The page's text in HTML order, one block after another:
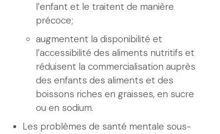
l’enfant et le traitent de manière
précoce;
augmentent la disponibilité et
l’accessibilité des aliments nutritifs et
réduisent la commercialisation auprès
des enfants des aliments et des
boissons riches en graisses, en sucre
ou en sodium.
Les problèmes de santé mentale sous-